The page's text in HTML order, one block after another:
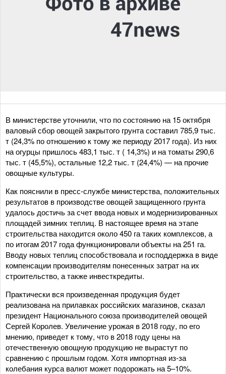
В министерстве уточнили, что по состоянию на 15 октября
валовый сбор овощей закрытого грунта составил 785,9 тыс.
т (24,3% по отношению к тому же периоду 2017 года). Из них
на огурцы пришлось 483,1 тыс. т ( 14,3%) и на томаты 290,6
тыс. т (45,5%), остальные 12,2 тыс. т (24,4%) — на прочие
овощные культуры.
Как пояснили в пресс-службе министерства, положительных
результатов в производстве овощей защищенного грунта
удалось достичь за счет ввода новых и модернизированных
площадей зимних теплиц. В настоящее время на этапе
строительства находится около 450 га таких комплексов, а
по итогам 2017 года функционировали объекты на 251 га.
Вводу новых теплиц способствовала и господдержка в виде
компенсации производителям понесенных затрат на их
строительство, а также инвесткредиты.
Практически вся произведенная продукция будет
реализована на прилавках российских магазинов, сказал
президент Национального союза производителей овощей
Сергей Королев. Увеличение урожая в 2018 году, по его
мнению, приведет к тому, что в 2018 году цены на
отечественную овощную продукцию не вырастут по
сравнению с прошлым годом. Хотя импортная из-за
колебания курса валют может подорожать на 5–10%.